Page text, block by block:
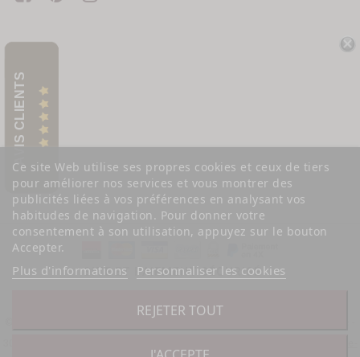
AVIS CLIENTS
Ce site Web utilise ses propres cookies et ceux de tiers
pour améliorer nos services et vous montrer des
publicités liées à vos préférences en analysant vos
habitudes de navigation. Pour donner votre
consentement à son utilisation, appuyez sur le bouton
Accepter.
Plus d'informations Personnaliser les cookies
REJETER TOUT
SITE ET PAIEMENT SÉCURISÉ